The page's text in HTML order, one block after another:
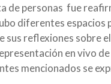
de personas fue
diferentes espacios
sus reflexiones sobre el
en vivo de
mencionados se